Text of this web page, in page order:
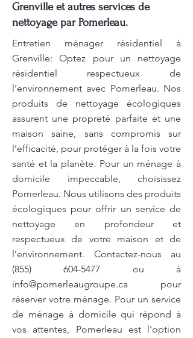
Grenville et autres services de
nettoyage par Pomerleau.
Entretien ménager résidentiel à
Grenville: Optez pour un nettoyage
résidentiel respectueux de
l’environnement avec Pomerleau. Nos
produits de nettoyage écologiques
assurent une propreté parfaite et une
maison saine, sans compromis sur
l’efficacité, pour protéger à la fois votre
santé et la planète. Pour un ménage à
domicile impeccable, choisissez
Pomerleau. Nous utilisons des produits
écologiques pour offrir un service de
nettoyage en profondeur et
respectueux de votre maison et de
l’environnement. Contactez-nous au
(855) 604-5477 ou à
info@pomerleaugroupe.ca pour
réserver votre ménage. Pour un service
de ménage à domicile qui répond à
vos attentes, Pomerleau est l'option